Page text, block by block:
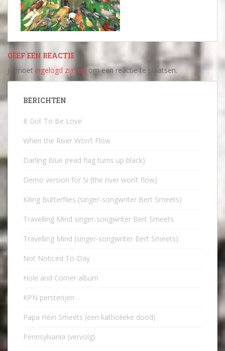
GEEF EEN REACTIE
Je moet ingelogd zijn op om een reactie te plaatsen.
BERICHTEN
It Got To Be Love
When the River Won’t Flow
Darling Blue (read flag turns up black)
Demo version for Si (the river won’t flow)
Kiling Butterflies (singer-songwriter Bert Smeets)
Travelling Mind singer-songwriter Bert Smeets
Travelling Mind (singer-songwriter Bert Smeets)
Not Noticed To-Day
Hole and Corner album
KPN persterijen
Papa Hein Smeets (een katholieke dood)
Pennsylvania (vervolg)